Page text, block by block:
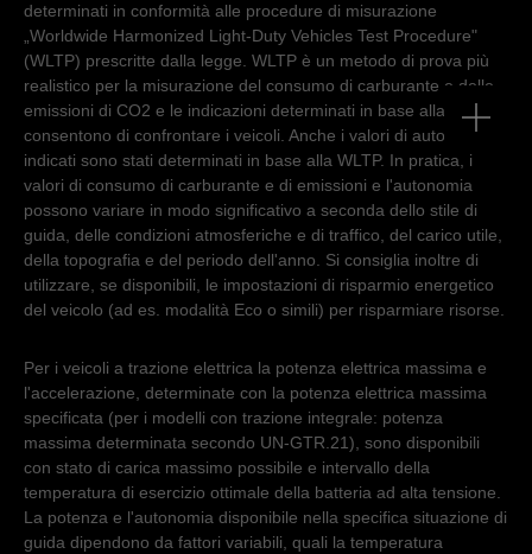
determinati in conformità alle procedure di misurazione
„Worldwide Harmonized Light-Duty Vehicles Test Procedure"
(WLTP) prescritte dalla legge. WLTP è un metodo di prova più
realistico per la misurazione del consumo di carburante e delle
emissioni di CO2 e le indicazioni determinati in base alla WLTP
consentono di confrontare i veicoli. Anche i valori di autonomia
indicati sono stati determinati in base alla WLTP. In pratica, i
valori di consumo di carburante e di emissioni e l'autonomia
possono variare in modo significativo a seconda dello stile di
guida, delle condizioni atmosferiche e di traffico, del carico utile,
della topografia e del periodo dell'anno. Si consiglia inoltre di
utilizzare, se disponibili, le impostazioni di risparmio energetico
del veicolo (ad es. modalità Eco o simili) per risparmiare risorse.
Per i veicoli a trazione elettrica la potenza elettrica massima e
l'accelerazione, determinate con la potenza elettrica massima
specificata (per i modelli con trazione integrale: potenza
massima determinata secondo UN-GTR.21), sono disponibili
con stato di carica massimo possibile e intervallo della
temperatura di esercizio ottimale della batteria ad alta tensione.
La potenza e l'autonomia disponibile nella specifica situazione di
guida dipendono da fattori variabili, quali la temperatura